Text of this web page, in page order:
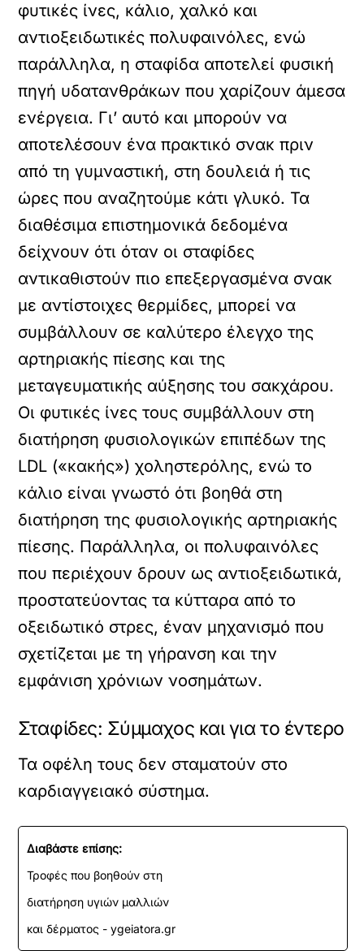
φυτικές ίνες, κάλιο, χαλκό και
αντιοξειδωτικές πολυφαινόλες, ενώ
παράλληλα, η σταφίδα αποτελεί φυσική
πηγή υδατανθράκων που χαρίζουν άμεσα
ενέργεια. Γι’ αυτό και μπορούν να
αποτελέσουν ένα πρακτικό σνακ πριν
από τη γυμναστική, στη δουλειά ή τις
ώρες που αναζητούμε κάτι γλυκό. Τα
διαθέσιμα επιστημονικά δεδομένα
δείχνουν ότι όταν οι σταφίδες
αντικαθιστούν πιο επεξεργασμένα σνακ
με αντίστοιχες θερμίδες, μπορεί να
συμβάλλουν σε καλύτερο έλεγχο της
αρτηριακής πίεσης και της
μεταγευματικής αύξησης του σακχάρου.
Οι φυτικές ίνες τους συμβάλλουν στη
διατήρηση φυσιολογικών επιπέδων της
LDL («κακής») χοληστερόλης, ενώ το
κάλιο είναι γνωστό ότι βοηθά στη
διατήρηση της φυσιολογικής αρτηριακής
πίεσης. Παράλληλα, οι πολυφαινόλες
που περιέχουν δρουν ως αντιοξειδωτικά,
προστατεύοντας τα κύτταρα από το
οξειδωτικό στρες, έναν μηχανισμό που
σχετίζεται με τη γήρανση και την
εμφάνιση χρόνιων νοσημάτων.
Σταφίδες: Σύμμαχος και για το έντερο
Τα οφέλη τους δεν σταματούν στο
καρδιαγγειακό σύστημα.
Διαβάστε επίσης:
Τροφές που βοηθούν στη
διατήρηση υγιών μαλλιών
και δέρματος - ygeiatora.gr